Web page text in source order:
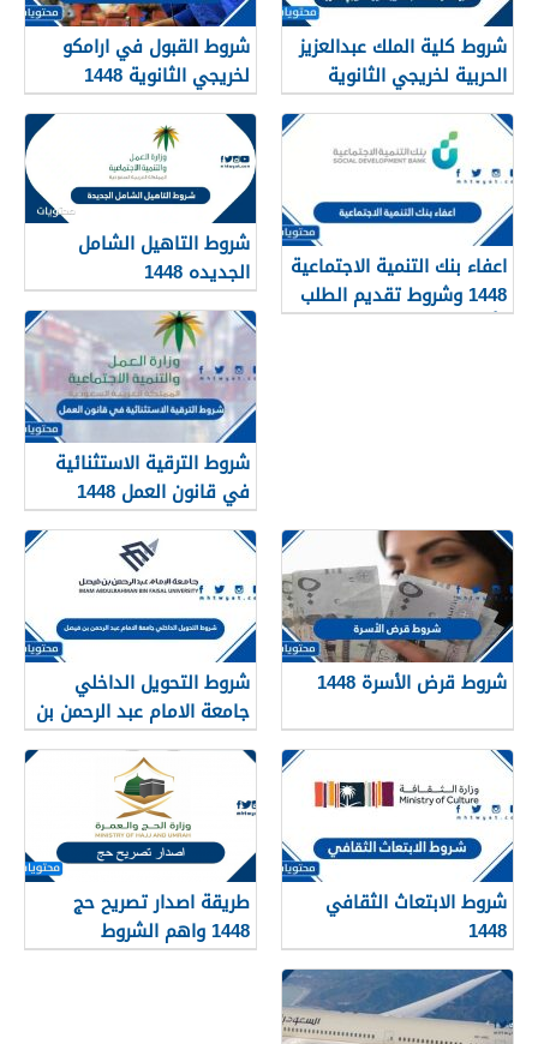
شروط كلية الملك عبدالعزيز
الحربية لخريجي الثانوية
1448
شروط القبول في ارامكو
لخريجي الثانوية 1448
اعفاء بنك التنمية الاجتماعية
1448 وشروط تقديم الطلب
وأهم الأوراق والمستندات
شروط التاهيل الشامل
الجديده 1448
شروط الترقية الاستثنائية
في قانون العمل 1448
شروط قرض الأسرة 1448
شروط التحويل الداخلي
جامعة الامام عبد الرحمن بن
فيصل 1448
شروط الابتعاث الثقافي
1448
طريقة اصدار تصريح حج
1448 واهم الشروط
المطلوبة بالتفصيل